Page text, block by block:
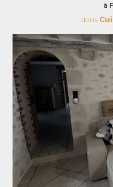
à
dans